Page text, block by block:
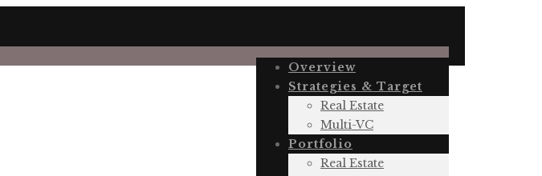
Overview
Strategies & Target
Real Estate
Multi-VC
Portfolio
Real Estate